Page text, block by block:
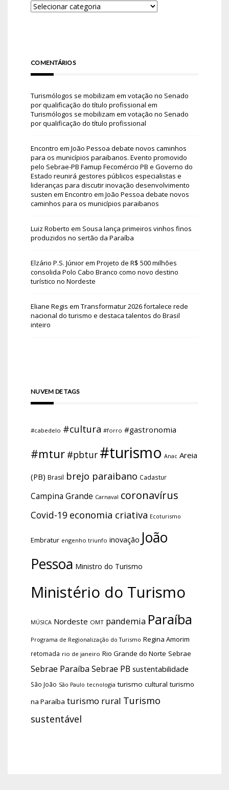
COMENTÁRIOS
Turismólogos se mobilizam em votação no Senado
por qualificação do título profissional em
Turismólogos se mobilizam em votação no Senado
por qualificação do título profissional
Encontro em João Pessoa debate novos caminhos
para os municípios paraibanos. Evento promovido
pelo Sebrae-PB Famup Fecomércio PB e Governo do
Estado reunirá gestores públicos especialistas e
lideranças para discutir inovação desenvolvimento
susten em Encontro em João Pessoa debate novos
caminhos para os municípios paraibanos
Luiz Roberto em Sousa lança primeiros vinhos finos
produzidos no sertão da Paraíba
Elzário P.S. Júniorem Projeto de R$ 500 milhões
consolida Polo Cabo Branco como novo destino
turístico no Nordeste
Eliane Regis em Transformatur 2026 fortalece rede
nacional do turismo e destaca talentos do Brasil
inteiro
NUVEM DE TAGS
#cabedelo #cultura #forro #gastronomia
#mtur #pbtur #turismo Anac Areia
(PB) Brasil brejo paraibano Cadastur
Campina Grande Carnaval coronavírus
Covid-19 economia criativa Ecoturismo
Embratur engenho triunfo inovação João
Pessoa Ministro do Turismo
Ministério do Turismo
MÚSICA Nordeste OMT pandemia Paraíba
Programa de Regionalização do Turismo Regina Amorim
retomada rio de janeiro Rio Grande do Norte Sebrae
Sebrae Paraíba Sebrae PB sustentabilidade
São João São Paulo tecnologia turismo cultural turismo
na Paraíba turismo rural Turismo
sustentável